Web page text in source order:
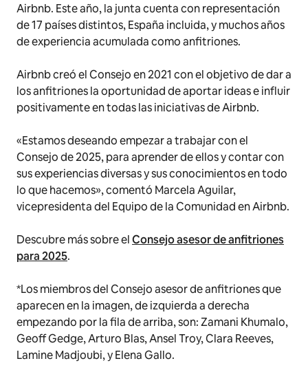
Airbnb. Este año, la junta cuenta con representación
de 17 países distintos, España incluida, y muchos años
de experiencia acumulada como anfitriones.
Airbnb creó el Consejo en 2021 con el objetivo de dar a
los anfitriones la oportunidad de aportar ideas e influir
positivamente en todas las iniciativas de Airbnb.
«Estamos deseando empezar a trabajar con el
Consejo de 2025, para aprender de ellos y contar con
sus experiencias diversas y sus conocimientos en todo
lo que hacemos», comentó Marcela Aguilar,
vicepresidenta del Equipo de la Comunidad en Airbnb.
Descubre más sobre elConsejo asesor de anfitriones
para 2025.
*Los miembros del Consejo asesor de anfitriones que
aparecen en la imagen, de izquierda a derecha
empezando por la fila de arriba, son: Zamani Khumalo,
Geoff Gedge, Arturo Blas, Ansel Troy, Clara Reeves,
Lamine Madjoubi, y Elena Gallo.